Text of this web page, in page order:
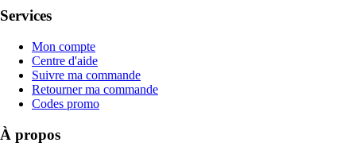
Services
Mon compte
Centre d'aide
Suivre ma commande
Retourner ma commande
Codes promo
À propos